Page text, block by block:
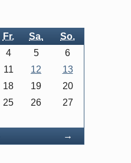
Fr. Sa. So.
Vorwärts
→
4 5
6
11 12
13
18 19
20
25 26
27